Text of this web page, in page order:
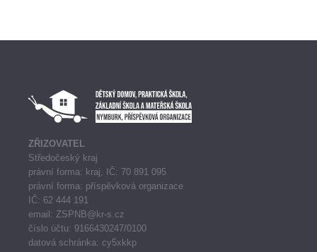
ZŘIZOVATEL
Středočeský kraj
právní forma: kraj, IČ: 70 891 095
právní forma: příspěvková organizace
IČ: 62 444 191
email: ZSPNB@kr-s.cz
číslo účtu: 9166430247/0100
datová schránka: cy5xkkp